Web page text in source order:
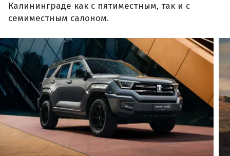
Калининграде как с пятиместным, так и с
семиместным салоном.